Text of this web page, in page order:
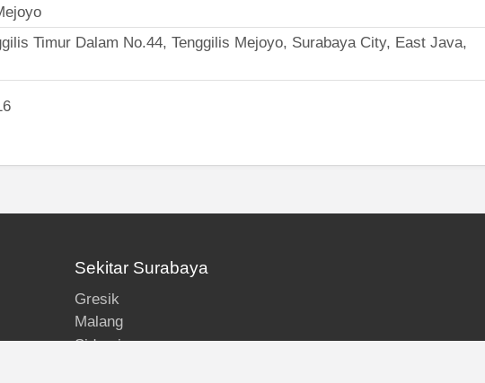
Timur Dalam No.44, Tenggilis Mejoyo, Surabaya City, East Java,
Sekitar Surabaya
Gresik
Malang
Sidoarjo